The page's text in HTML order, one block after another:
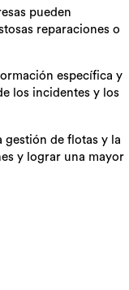
pueden
reparaciones o
específica y
los incidentes y los
gestión de flotas y la
y lograr una mayor